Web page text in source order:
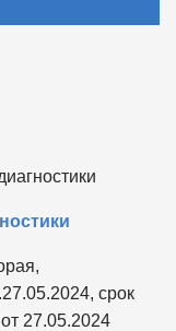
срок
27.05.2024